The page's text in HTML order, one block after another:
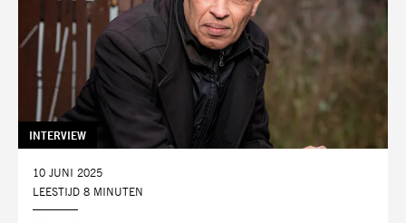
TAG:
INTERVIEW
DATUM:
10 JUNI 2025
LEESTIJD 8 MINUTEN